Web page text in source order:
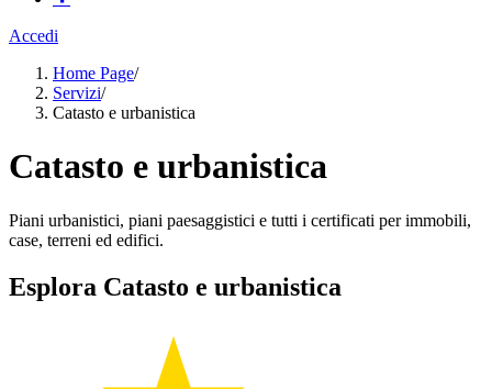
Accedi
Home Page/
Servizi/
Catasto e urbanistica
Catasto e urbanistica
Piani urbanistici, piani paesaggistici e tutti i certificati per immobili,
case, terreni ed edifici.
Esplora Catasto e urbanistica